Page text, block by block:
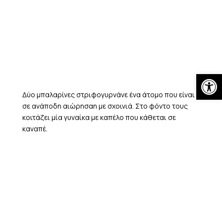
Δύο μπαλαρίνες στριφογυρνάνε ένα άτομο που είναι
σε ανάποδη αιώρησαη με σχοινιά. Στο φόντο τους
κοιτάζει μία γυναίκα με καπέλο που κάθεται σε
καναπέ.